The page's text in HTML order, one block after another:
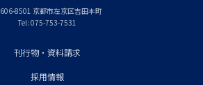
606-8501 京
都
府
京都市左京区吉田本町
Tel: 075-753-7531
刊行物・資料請求
採用情報